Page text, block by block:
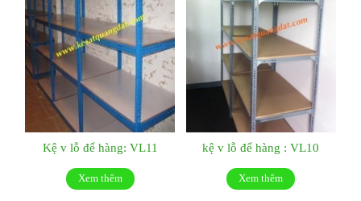
Kệ v lỗ để hàng: VL11
Xem thêm
kệ v lỗ để hàng : VL10
Xem thêm